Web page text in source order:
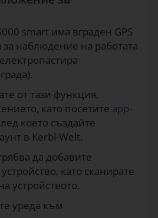
smart има вграден GPS
за наблюдение на работата
от тази функция,
като посетите app-
което създайте
в Kerbl-Welt.
да добавите
като сканирате
устройството.
уреда към